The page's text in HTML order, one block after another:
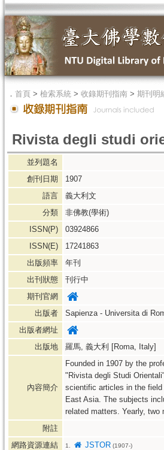
． 首頁 > 檢索系統 > 收錄期刊指南 > 期刊明
Rivista degli studi
並列題名
創刊日期
1907
語言
義大利文
分類
非佛教(學術)
ISSN(P)
03924866
ISSN(E)
17241863
出版頻率
年刊
出刊狀態
刊行中
期刊官網
出版者
Sapienza - Universita di
出版者網址
出版地
羅馬, 義大利 [Roma, Italy]
內容簡介
Founded in 1907 by the
"Rivista degli Studi
scientific articles in the field
East Asia. The subjects
related matters. Yearly, two
附註
網路資源連結
1. JSTOR (1907-)